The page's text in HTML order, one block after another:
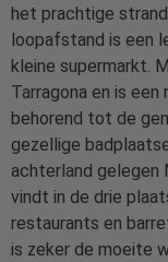
het prachtige
loopafstand is een
kleine supermarkt.
Tarragona en is
behorend tot de
gezellige
achterland gelegen
vindt in de drie
restaurants en
is zeker de moeite